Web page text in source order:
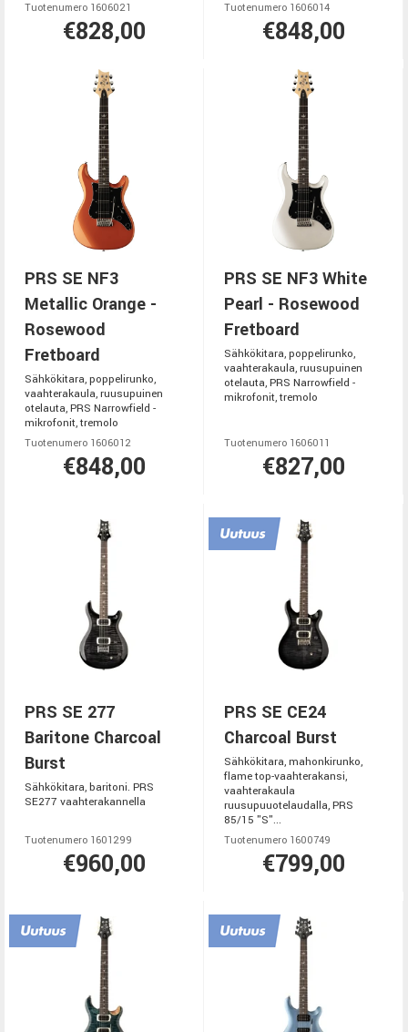
Tuotenumero 1606021
€828,00
Tuotenumero 1606014
€848,00
PRS SE NF3
Metallic Orange -
Rosewood
Fretboard
Sähkökitara, poppelirunko,
vaahterakaula, ruusupuinen
otelauta, PRS Narrowfield -
mikrofonit, tremolo
Tuotenumero 1606012
€848,00
PRS SE NF3 White
Pearl - Rosewood
Fretboard
Sähkökitara, poppelirunko,
vaahterakaula, ruusupuinen
otelauta, PRS Narrowfield -
mikrofonit, tremolo
Tuotenumero 1606011
€827,00
PRS SE 277
Baritone Charcoal
Burst
Sähkökitara, baritoni. PRS
SE277 vaahterakannella
Tuotenumero 1601299
€960,00
PRS SE CE24
Charcoal Burst
Sähkökitara, mahonkirunko,
flame top-vaahterakansi,
vaahterakaula
ruusupuuotelaudalla, PRS
85/15 "S"...
Tuotenumero 1600749
€799,00